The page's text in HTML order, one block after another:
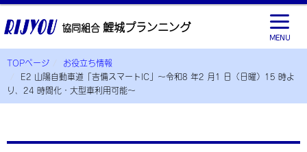
協同組合 鯉城プランニング
TOPページ
お役立ち情報
E2 山陽自動車道「吉備スマートIC」～令和8 年2 月1 日（日曜）15 時よ
り、24 時間化・大型車利用可能～
MENU